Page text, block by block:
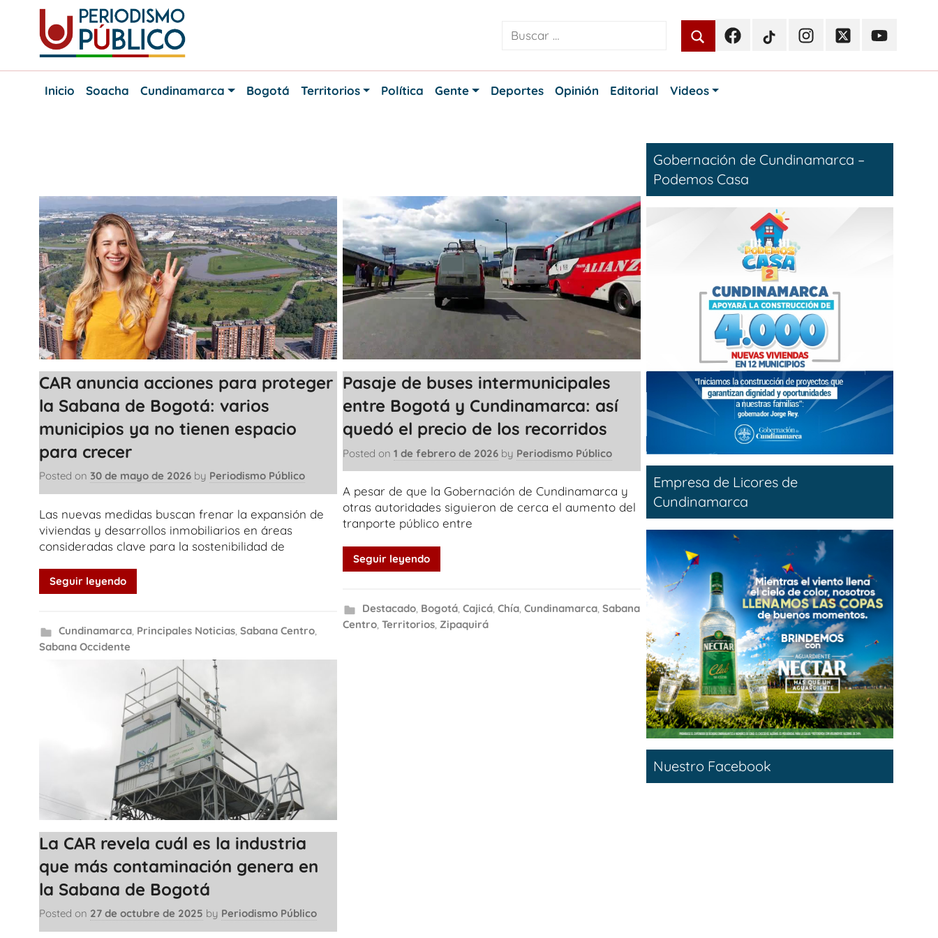
content
Periodismo
Noticias
FacebookTikTokInstagramTwitterYoutube
Inicio
Soacha Cundinamarca Bogotá Territorios Política Gente Deportes Opinión Editorial Videos
CAR anuncia acciones para proteger
la Sabana de Bogotá: varios
municipios ya no tienen espacio
para crecer
Posted on 30 de mayo de 2026 by Periodismo Público
Las nuevas medidas buscan frenar la expansión de
viviendas y desarrollos inmobiliarios en áreas
consideradas clave para la sostenibilidad de
Seguir leyendo
Cundinamarca, Principales Noticias, Sabana Centro,
Sabana Occidente
Pasaje de buses intermunicipales
entre Bogotá y Cundinamarca: así
quedó el precio de los recorridos
Posted on1 de febrero de 2026 by Periodismo Público
A pesar de que la Gobernación de Cundinamarca y
otras autoridades siguieron de cerca el aumento del
tranporte público entre
Seguir leyendo
Destacado, Bogotá, Cajicá, Chía, Cundinamarca, Sabana
Centro ,Territorios ,Zipaquirá
La CAR revela cuál es la industria
que más contaminación genera en
la Sabana de Bogotá
Posted on 27 de octubre de 2025 by Periodismo Público
Gobernación de Cundinamarca –
Podemos Casa
Empresa de Licores de
Cundinamarca
Nuestro Facebook